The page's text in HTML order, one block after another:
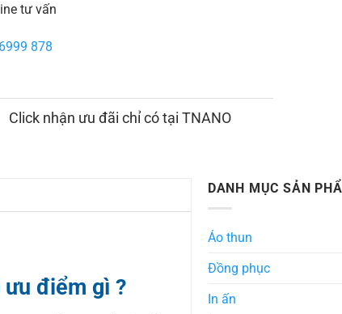
tư vấn
878
Click nhận ưu đãi chỉ có tại TNANO
điểm gì ?
DANH MỤC SẢN
Áo thun
Đồng phục
In ấn